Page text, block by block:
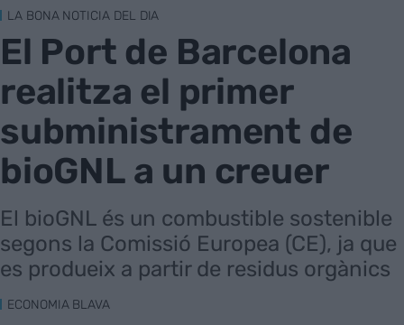
LA BONA NOTICIA DEL DIA
El Port de Barcelona
realitza el primer
subministrament de
bioGNL a un creuer
El bioGNL és un combustible sostenible
segons la Comissió Europea (CE), ja que
es produeix a partir de residus orgànics
ECONOMIA BLAVA